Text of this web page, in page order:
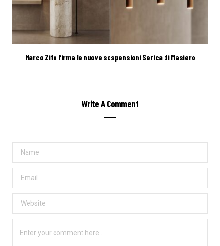
Marco Zito firma le nuove sospensioni Serica di Masiero
Write A Comment